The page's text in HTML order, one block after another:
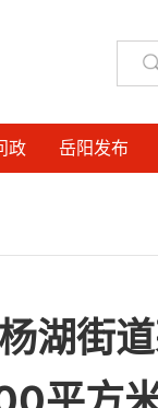
政 岳阳发布
湖街